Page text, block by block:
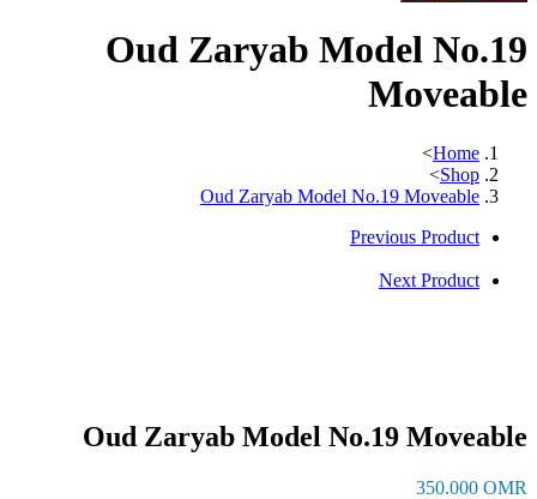
Zaryab
No.19
Oud Zaryab Model No.19
Moveable
Home
>
Shop
>
Oud Zaryab Model No.19 Moveable
Previous Product
Next Product
Oud Zaryab Model No.19 Moveable
350.000 OMR